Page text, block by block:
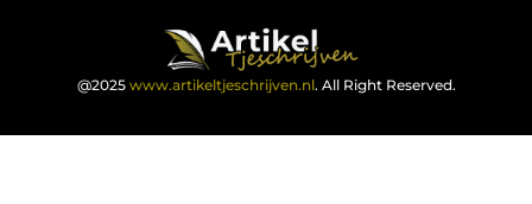
@2025 www.artikeltjeschrijven.nl. All Right Reserved.